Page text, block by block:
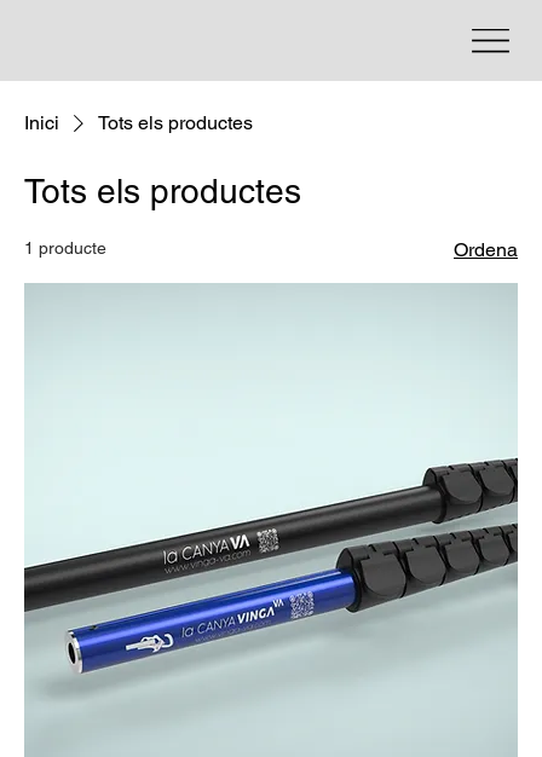
Inici Tots els productes
Tots els productes
1 producte Ordena